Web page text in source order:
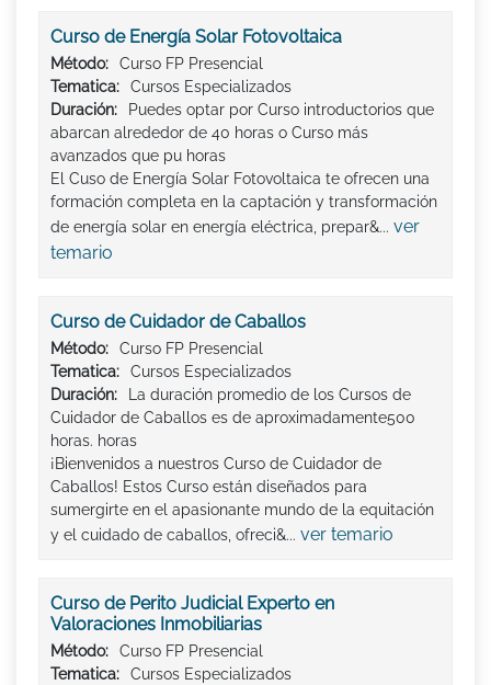
Curso de Energía Solar Fotovoltaica
Método:
Curso FP Presencial
Tematica:
Cursos Especializados
Duración:
Puedes optar por Curso introductorios que
abarcan alrededor de 40 horas o Curso más
avanzados que pu horas
El Cuso de Energía Solar Fotovoltaica te ofrecen una
formación completa en la captación y transformación
de energía solar en energía eléctrica, prepar&... ver
temario
Curso de Cuidador de Caballos
Método:
Curso FP Presencial
Tematica:
Cursos Especializados
Duración:
La duración promedio de los Cursos de
Cuidador de Caballos es de aproximadamente500
horas. horas
¡Bienvenidos a nuestros Curso de Cuidador de
Caballos! Estos Curso están diseñados para
sumergirte en el apasionante mundo de la equitación
y el cuidado de caballos, ofreci&... ver temario
Curso de Perito Judicial Experto en
Valoraciones Inmobiliarias
Método:
Curso FP Presencial
Tematica:
Cursos Especializados